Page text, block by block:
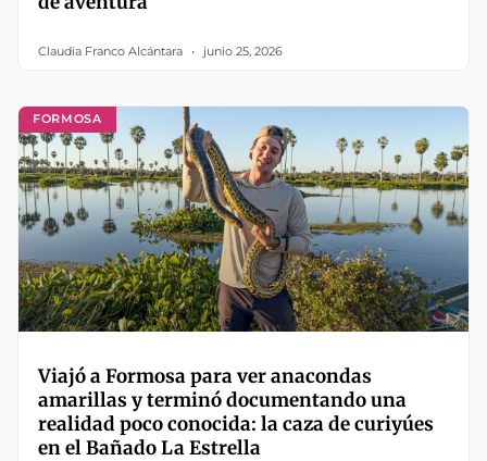
Claudia Franco Alcántara junio 25, 2026
FORMOSA
Viajó a Formosa para ver anacondas
amarillas y terminó documentando una
realidad poco conocida: la caza de curiyúes
en el Bañado La Estrella